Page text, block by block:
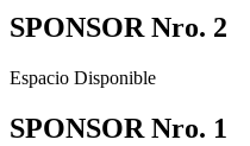
SPONSOR Nro. 2
Espacio Disponible
SPONSOR Nro. 1